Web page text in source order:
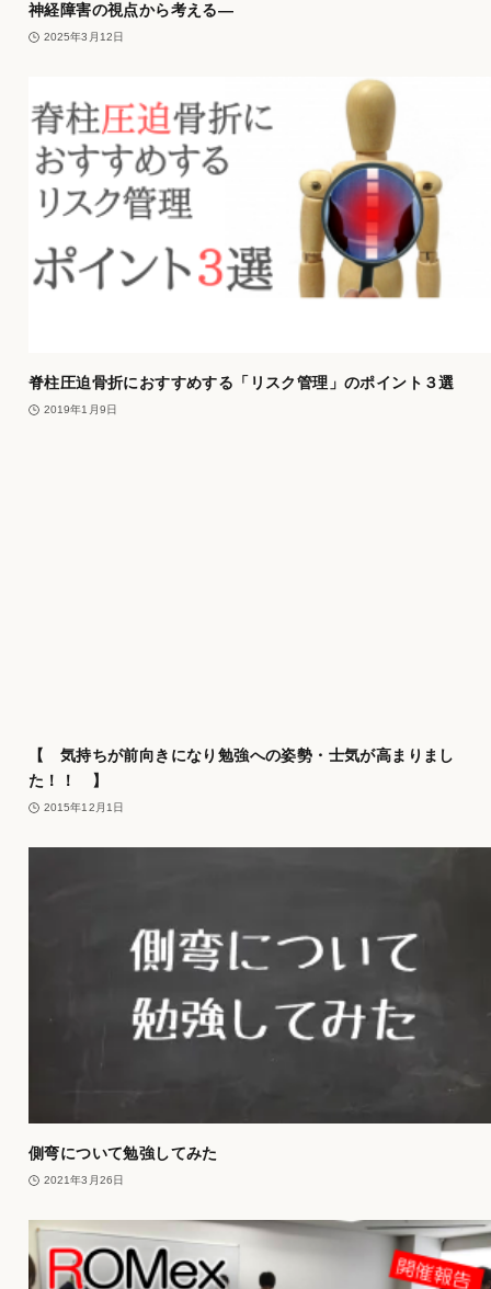
神経障害の視点から考える―
2025年3月12日
脊柱圧迫骨折におすすめする「リスク管理」のポイント３選
2019年1月9日
【 気持ちが前向きになり勉強への姿勢・士気が高まりまし
た！！ 】
2015年12月1日
側弯について勉強してみた
2021年3月26日